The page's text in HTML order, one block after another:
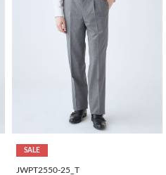
SALE
JWPT2550-25_T